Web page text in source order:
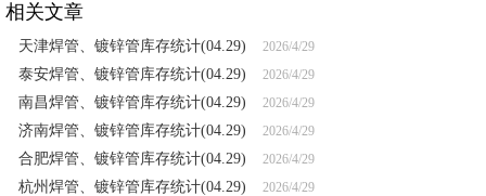
相关文章
天津焊管、镀锌管库存统计(04.29) 2026/4/29
泰安焊管、镀锌管库存统计(04.29) 2026/4/29
南昌焊管、镀锌管库存统计(04.29) 2026/4/29
济南焊管、镀锌管库存统计(04.29) 2026/4/29
合肥焊管、镀锌管库存统计(04.29) 2026/4/29
杭州焊管、镀锌管库存统计(04.29) 2026/4/29